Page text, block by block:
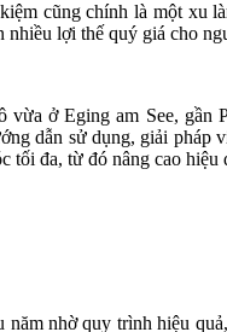
cũng chính là một xu
lợi thế quý giá cho
ở Eging am See,
dẫn sử dụng, giải
đa, từ đó nâng cao
nhờ quy trình hiệu